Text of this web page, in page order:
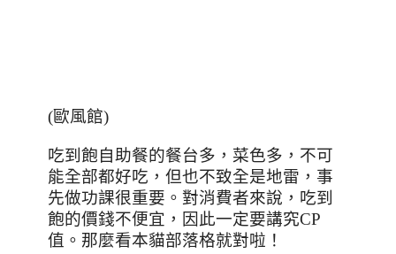
(歐風館)
吃到飽自助餐的餐台多，菜色多，不可
能全部都好吃，但也不致全是地雷，事
先做功課很重要。對消費者來說，吃到
飽的價錢不便宜，因此一定要講究CP
值。那麼看本貓部落格就對啦！